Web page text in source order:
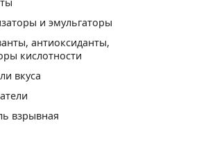
и эмульгаторы
антиоксиданты,
кислотности
вкуса
взрывная